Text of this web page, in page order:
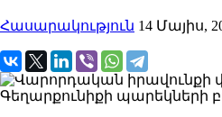
Հասարակություն 14 Մայիս,